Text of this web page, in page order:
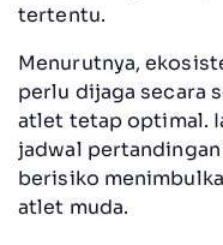
tertentu.
Menurutnya,
perlu dijaga secara
atlet tetap optimal.
jadwal
berisiko
atlet muda.